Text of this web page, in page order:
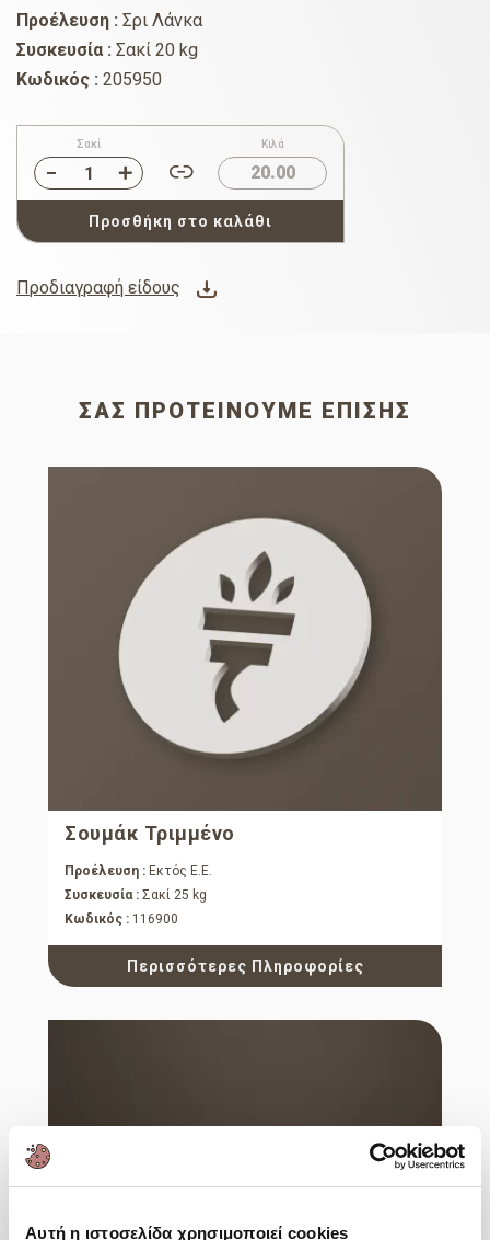
Αυτή η ιστοσελίδα χρησιμοποιεί cookies
Προέλευση : Σρι Λάνκα
Συσκευσία : Σακί 20 kg
Κωδικός : 205950
Σακί Κιλά
20.00
Προσθήκη στο καλάθι
Προδιαγραφή είδους
ΣΑΣ ΠΡΟΤΕΊΝΟΥΜΕ ΕΠΊΣΗΣ
Σουμάκ Τριμμένο
Προέλευση : Εκτός Ε.Ε.
Συσκευσία : Σακί 25 kg
Κωδικός : 116900
Περισσότερες Πληροφορίες